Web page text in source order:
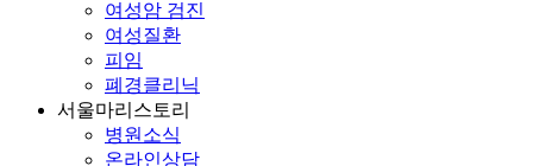
여성암 검진
여성질환
피임
폐경클리닉
서울마리스토리
병원소식
온라인상담